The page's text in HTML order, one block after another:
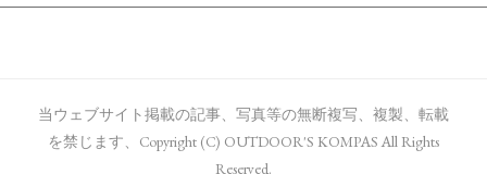
当ウェブサイト掲載の記事、写真等の無断複写、複製、転載
を禁じます、Copyright (C) OUTDOOR'S KOMPAS All Rights
Reserved.